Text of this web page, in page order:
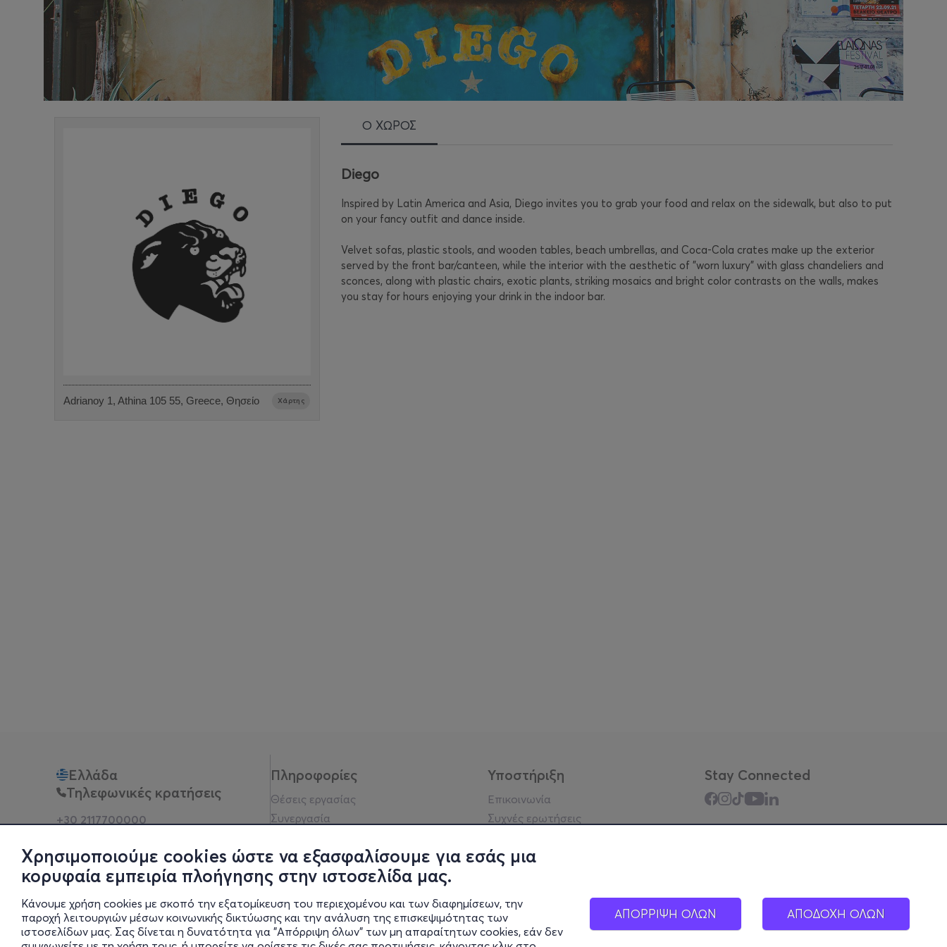
Χρησιμοποιούμε cookies ώστε να εξασφαλίσουμε για εσάς μια
κορυφαία εμπειρία πλοήγησης στην ιστοσελίδα μας.
Κάνουμε χρήση cookies με σκοπό την εξατομίκευση του περιεχομένου και των διαφημίσεων, την
παροχή λειτουργιών μέσων κοινωνικής δικτύωσης και την ανάλυση της επισκεψιμότητας των
ιστοσελίδων μας. Σας δίνεται η δυνατότητα για "Απόρριψη όλων" των μη απαραίτητων cookies, εάν δεν
ΑΠΟΡΡΙΨΗ ΟΛΩΝ ΑΠΟΔΟΧΗ ΟΛΩΝ
Adrianoy 1, Athina 105 55, Greece, Θησείο Χάρτης
Ο ΧΩΡΟΣ
Diego
Inspired by Latin America and Asia, Diego invites you to grab your food and relax on the sidewalk, but also to put
on your fancy outfit and dance inside.
Velvet sofas, plastic stools, and wooden tables, beach umbrellas, and Coca-Cola crates make up the exterior
served by the front bar/canteen, while the interior with the aesthetic of "worn luxury" with glass chandeliers and
sconces, along with plastic chairs, exotic plants, striking mosaics and bright color contrasts on the walls, makes
you stay for hours enjoying your drink in the indoor bar.
Ελλάδα
Τηλεφωνικές κρατήσεις
+30 2117700000
Φυσικά σημεία
Πληροφορίες
Θέσεις εργασίας
Συνεργασία
Πολιτική απορρήτου
Νομική σημείωση
Blog
Οικονομικά στοιχεία
Υποστήριξη
Επικοινωνία
Συχνές ερωτήσεις
Υπηρεσίες
Σύνδεση reseller
Stay Connected